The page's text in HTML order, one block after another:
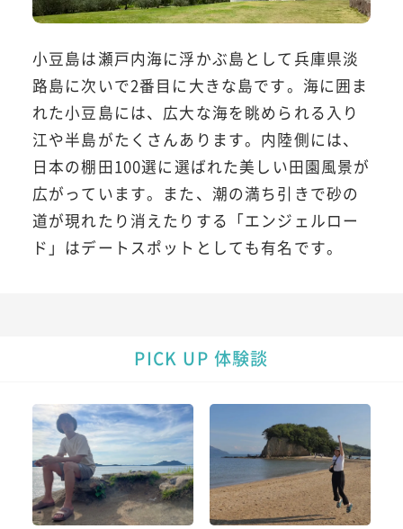
小豆島は瀬戸内海に浮かぶ島として兵庫県淡
路島に次いで2番目に大きな島です。海に囲ま
れた小豆島には、広大な海を眺められる入り
江や半島がたくさんあります。内陸側には、
日本の棚田100選に選ばれた美しい田園風景が
広がっています。また、潮の満ち引きで砂の
道が現れたり消えたりする「エンジェルロー
ド」はデートスポットとしても有名です。
PICK UP 体験談